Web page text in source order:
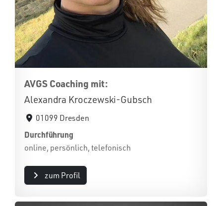
AVGS Coaching mit:
Alexandra Kroczewski-Gubsch
01099 Dresden
Durchführung
online, persönlich, telefonisch
zum Profil